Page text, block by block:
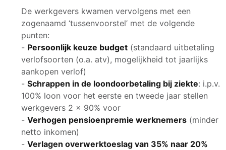
De werkgevers kwamen vervolgens met een
zogenaamd ‘tussenvoorstel’ met de volgende
punten:
- Persoonlijk keuze budget (standaard uitbetaling
verlofsoorten (o.a. atv), mogelijkheid tot jaarlijks
aankopen verlof)
- Schrappen in de loondoorbetaling bij ziekte: i.p.v.
100% loon voor het eerste en tweede jaar stellen
werkgevers 2 x 90% voor
- Verhogen pensioenpremie werknemers (minder
netto inkomen)
- Verlagen overwerktoeslag van 35% naar 20%